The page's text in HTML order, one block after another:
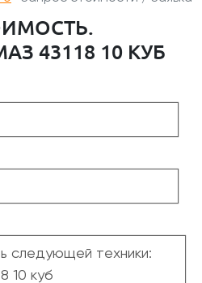
43118 10 КУБ